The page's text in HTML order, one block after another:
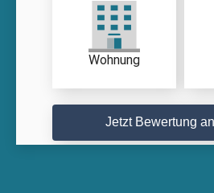
Wohnung
Jetzt Bewertung